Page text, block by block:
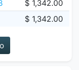
$ 1,342.00
$ 1,342.00